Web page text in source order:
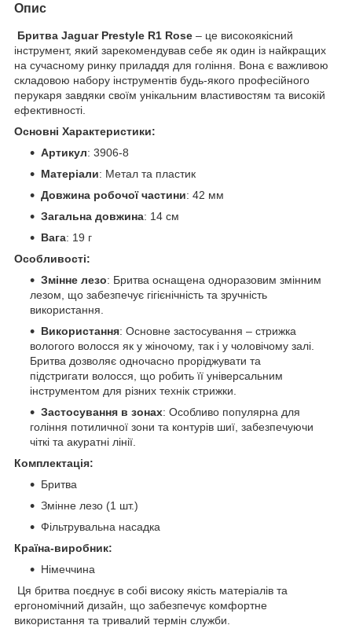
Опис
Бритва Jaguar Prestyle R1 Rose – це високоякісний
інструмент, який зарекомендував себе як один із найкращих
на сучасному ринку приладдя для гоління. Вона є важливою
складовою набору інструментів будь-якого професійного
перукаря завдяки своїм унікальним властивостям та високій
ефективності.
Основні Характеристики:
Артикул: 3906-8
Матеріали: Метал та пластик
Довжина робочої частини: 42 мм
Загальна довжина: 14 см
Вага: 19 г
Особливості:
Змінне лезо: Бритва оснащена одноразовим змінним
лезом, що забезпечує гігієнічність та зручність
використання.
Використання: Основне застосування – стрижка
вологого волосся як у жіночому, так і у чоловічому залі.
Бритва дозволяє одночасно проріджувати та
підстригати волосся, що робить її універсальним
інструментом для різних технік стрижки.
Застосування в зонах: Особливо популярна для
гоління потиличної зони та контурів шиї, забезпечуючи
чіткі та акуратні лінії.
Комплектація:
Бритва
Змінне лезо (1 шт.)
Фільтрувальна насадка
Країна-виробник:
Німеччина
Ця бритва поєднує в собі високу якість матеріалів та
ергономічний дизайн, що забезпечує комфортне
використання та тривалий термін служби.